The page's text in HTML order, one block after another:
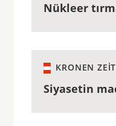
Nükleer
KRONEN
Siyasetin